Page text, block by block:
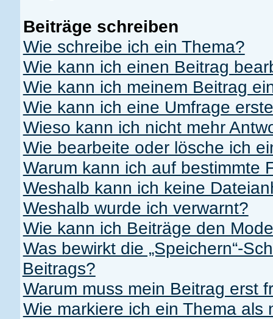
Beiträge schreiben
Wie schreibe ich ein Thema?
Wie kann ich einen Beitrag
Wie kann ich meinem Beitrag
Wie kann ich eine Umfrage
Wieso kann ich nicht mehr
Wie bearbeite oder lösche ich
Warum kann ich auf bestimmte
Weshalb kann ich keine
Weshalb wurde ich verwarnt?
Wie kann ich Beiträge den
Was bewirkt die „Speichern“-
Beitrags?
Warum muss mein Beitrag erst
Wie markiere ich ein Thema als